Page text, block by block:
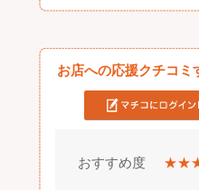
お店への応援クチコミ
おすすめ度